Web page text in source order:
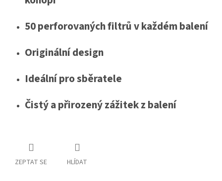
50 perforovaných filtrů v každém balení
Originální design
Ideální pro sběratele
Čistý a přirozený zážitek z balení
ZEPTAT SE HLÍDAT